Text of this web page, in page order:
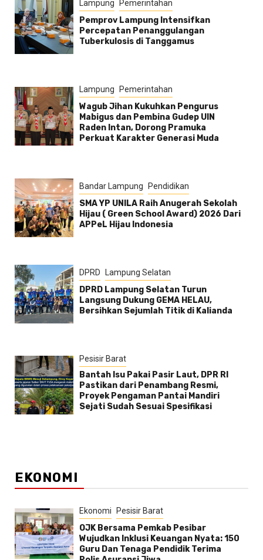
Lampung Pemerintahan
Pemprov Lampung Intensifkan
Percepatan Penanggulangan
Tuberkulosis di Tanggamus
Lampung Pemerintahan
Wagub Jihan Kukuhkan Pengurus
Mabigus dan Pembina Gudep UIN
Raden Intan, Dorong Pramuka
Perkuat Karakter Generasi Muda
Bandar Lampung Pendidikan
SMA YP UNILA Raih Anugerah Sekolah
Hijau ( Green School Award) 2026 Dari
APPeL Hijau Indonesia
DPRD Lampung Selatan
DPRD Lampung Selatan Turun
Langsung Dukung GEMA HELAU,
Bersihkan Sejumlah Titik di Kalianda
Pesisir Barat
Bantah Isu Pakai Pasir Laut, DPR RI
Pastikan dari Penambang Resmi,
Proyek Pengaman Pantai Mandiri
Sejati Sudah Sesuai Spesifikasi
EKONOMI
Ekonomi Pesisir Barat
OJK Bersama Pemkab Pesibar
Wujudkan Inklusi Keuangan Nyata: 150
Guru Dan Tenaga Pendidik Terima